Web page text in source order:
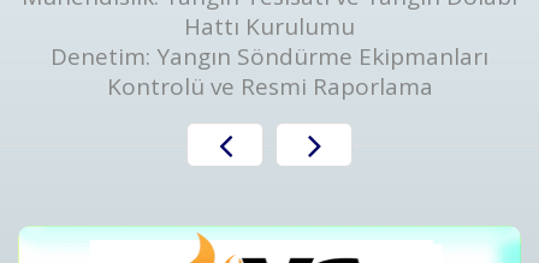
Hattı Kurulumu
Denetim: Yangın Söndürme Ekipmanları
Kontrolü ve Resmi Raporlama